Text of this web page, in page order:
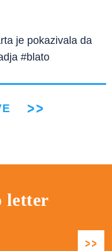
je pokazivala da
#blato
letter